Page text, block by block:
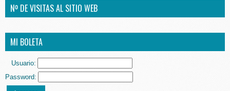
Nº DE VISITAS AL SITIO WEB
MI BOLETA
Usuario:
Password: